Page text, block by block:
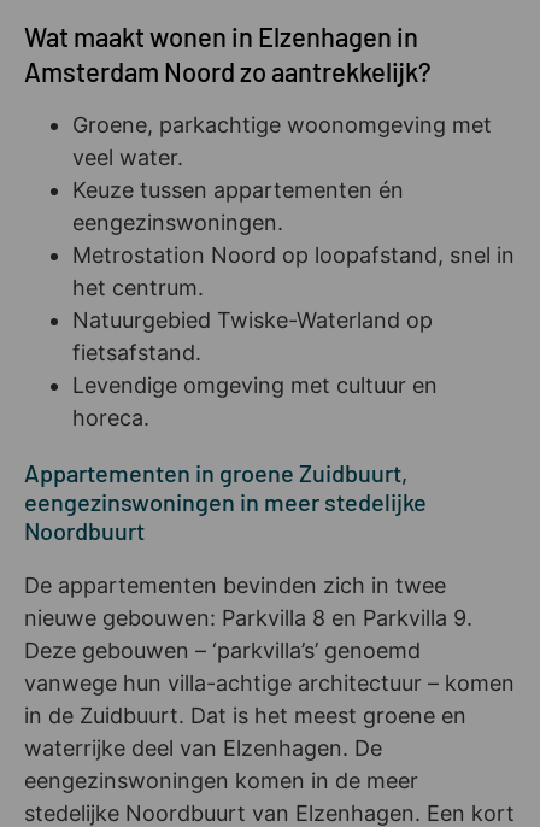
Wat maakt wonen in Elzenhagen in
Amsterdam Noord zo aantrekkelijk?
Groene, parkachtige woonomgeving met
veel water.
Keuze tussen appartementen én
eengezinswoningen.
Metrostation Noord op loopafstand, snel in
het centrum.
Natuurgebied Twiske-Waterland op
fietsafstand.
Levendige omgeving met cultuur en
horeca.
Appartementen in groene Zuidbuurt,
eengezinswoningen in meer stedelijke
Noordbuurt
De appartementen bevinden zich in twee
nieuwe gebouwen: Parkvilla 8 en Parkvilla 9.
Deze gebouwen – ‘parkvilla’s’ genoemd
vanwege hun villa-achtige architectuur – komen
in de Zuidbuurt. Dat is het meest groene en
waterrijke deel van Elzenhagen. De
eengezinswoningen komen in de meer
stedelijke Noordbuurt van Elzenhagen. Een kort